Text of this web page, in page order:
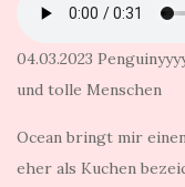
04.03.2023
und tolle Menschen
Ocean bringt mir
eher als Kuchen